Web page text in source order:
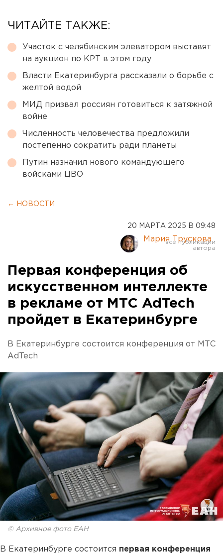
ЧИТАЙТЕ ТАКЖЕ:
Участок с челябинским элеватором выставят
на аукцион по КРТ в этом году
Власти Екатеринбурга рассказали о борьбе с
желтой водой
МИД призвал россиян готовиться к затяжной
войне
Численность человечества предложили
постепенно сократить ради планеты
Путин назначил нового командующего
войсками ЦВО
← НОВОСТИ
20 МАРТА 2025 В 09:48
Мария Трускова
Первая конференция об
искусственном интеллекте
в рекламе от МТС AdTech
пройдет в Екатеринбурге
В Екатеринбурге состоится конференция от МТС
AdTech
© Архивное фото ЕАН
В Екатеринбурге состоится первая конференция